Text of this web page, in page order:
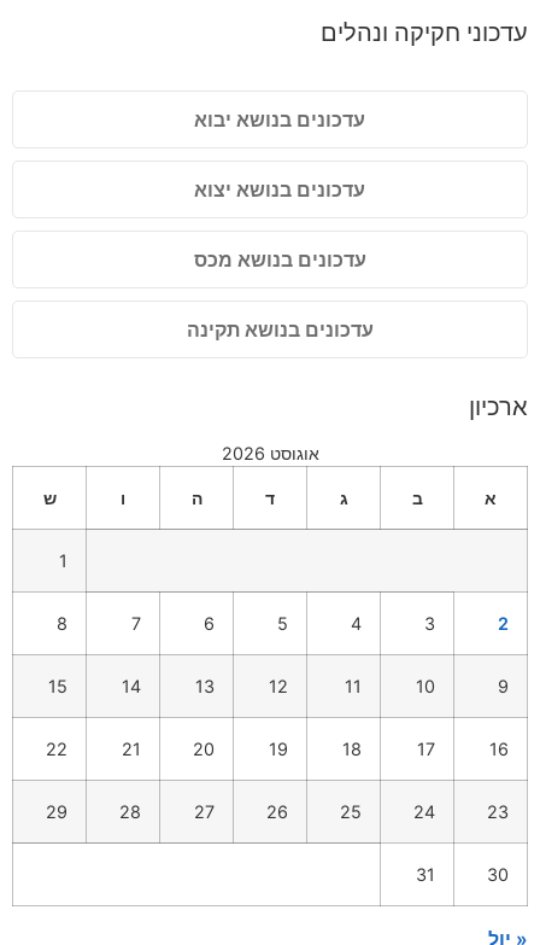
עדכוני חקיקה ונהלים
עדכונים בנושא יבוא
עדכונים בנושא יצוא
עדכונים בנושא מכס
עדכונים בנושא תקינה
ארכיון
אוגוסט 2026
א ב ג ד ה ו ש
1
2
3
4
5
6
7
8
9
10
11
12
13
14
15
16
17
18
19
20
21
22
23
24
25
26
27
28
29
30
31
« יול